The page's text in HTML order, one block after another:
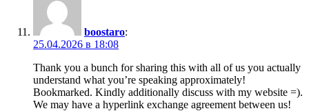
boostaro:
25.04.2026 в 18:08
Thank you a bunch for sharing this with all of us you actually
understand what you’re speaking approximately!
Bookmarked. Kindly additionally discuss with my website =).
We may have a hyperlink exchange agreement between us!